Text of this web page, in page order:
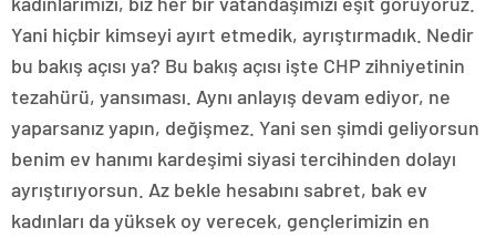
Yani hiçbir kimseyi ayırt etmedik, ayrıştırmadık. Nedir
bu bakış açısı ya? Bu bakış açısı işte CHP zihniyetinin
tezahürü, yansıması. Aynı anlayış devam ediyor, ne
yaparsanız yapın, değişmez. Yani sen şimdi geliyorsun
benim ev hanımı kardeşimi siyasi tercihinden dolayı
ayrıştırıyorsun. Az bekle hesabını sabret, bak ev
kadınları da yüksek oy verecek, gençlerimizin en